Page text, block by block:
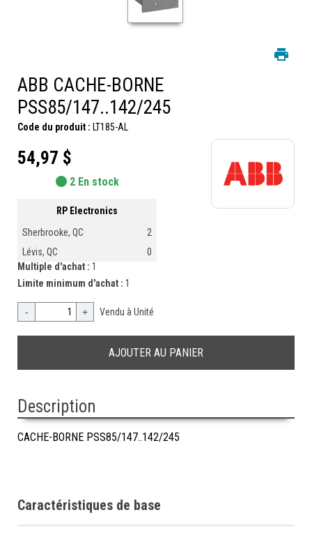
ABB CACHE-BORNE
PSS85/147..142/245
Code du produit : LT185-AL
54,97 $
2 En stock
RP Electronics
Sherbrooke, QC
2
Lévis, QC
0
Multiple d'achat : 1
Limite minimum d'achat : 1
- + Vendu à Unité
Description
CACHE-BORNE PSS85/147..142/245
Caractéristiques de base